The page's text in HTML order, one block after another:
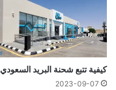
كيفية تتبع شحنة البريد السعودي
2023-09-07